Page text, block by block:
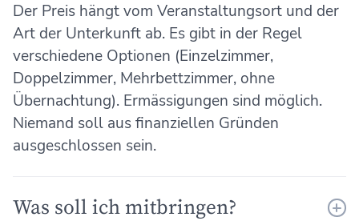
Der Preis hängt vom Veranstaltungsort und der
Art der Unterkunft ab. Es gibt in der Regel
verschiedene Optionen (Einzelzimmer,
Doppelzimmer, Mehrbettzimmer, ohne
Übernachtung). Ermässigungen sind möglich.
Niemand soll aus finanziellen Gründen
ausgeschlossen sein.
Was soll ich mitbringen?